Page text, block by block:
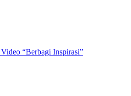
“Berbagi Inspirasi”